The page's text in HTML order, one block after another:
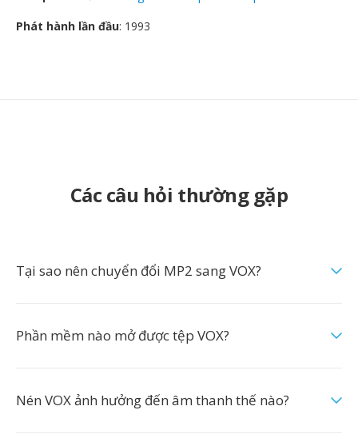
Phát hành lần đầu: 1993
Các câu hỏi thường gặp
Tại sao nên chuyển đổi MP2 sang VOX?
Phần mềm nào mở được tệp VOX?
Nén VOX ảnh hưởng đến âm thanh thế nào?